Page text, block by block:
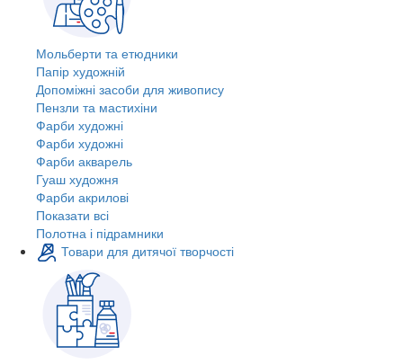
Мольберти та етюдники
Папір художній
Допоміжні засоби для живопису
Пензли та мастихіни
Фарби художні
Фарби художні
Фарби акварель
Гуаш художня
Фарби акрилові
Показати всі
Полотна і підрамники
Товари для дитячої творчості